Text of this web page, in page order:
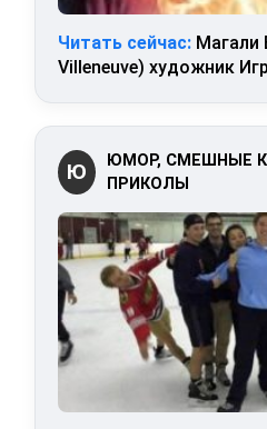
Читать сейчас: Магали
Villeneuve) художник
Ю
ЮМОР, СМЕШНЫЕ
ПРИКОЛЫ